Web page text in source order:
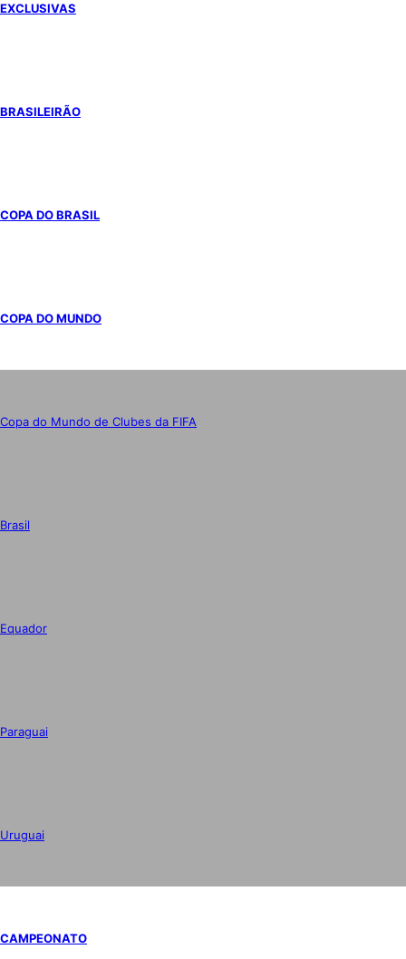
EXCLUSIVAS
BRASILEIRÃO
COPA DO BRASIL
COPA DO MUNDO
Copa do Mundo de Clubes da FIFA
Brasil
Equador
Paraguai
Uruguai
CAMPEONATO